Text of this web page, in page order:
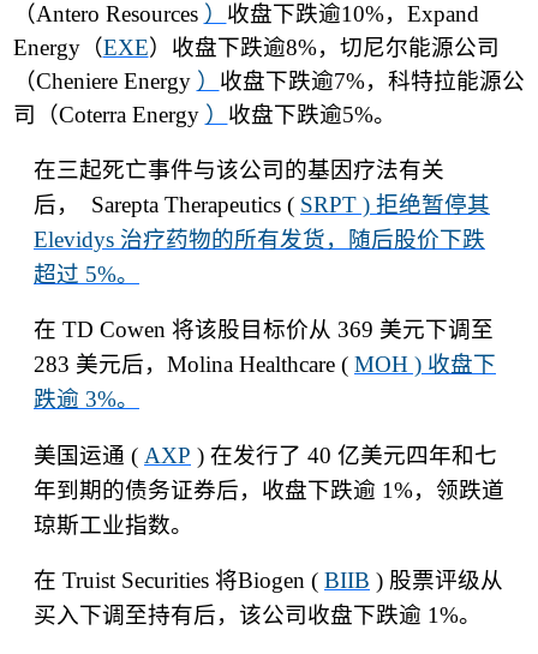
（Antero Resources ） 收盘下跌逾10%， Expand
Energy（EXE）收盘下跌逾8%，切尼尔能源公司
（Cheniere Energy ） 收盘下跌逾7%，科特拉能源公
司（Coterra Energy ） 收盘下跌逾5%。
在三起死亡事件与该公司的基因疗法有关
后，
Sarepta Therapeutics ( SRPT ) 拒绝暂停其
Elevidys 治疗药物的所有发货，随后股价下跌
超过 5%。
在 TD Cowen 将该股目标价从 369 美元下调至
283 美元后， Molina Healthcare ( MOH ) 收盘下
跌逾 3%。
美国运通 ( AXP ) 在发行了 40 亿美元四年和七
年到期的债务证券后，收盘下跌逾 1%，领跌道
琼斯工业指数。
在 Truist Securities 将Biogen ( BIIB ) 股票评级从
买入下调至持有后，该公司收盘下跌逾 1%。